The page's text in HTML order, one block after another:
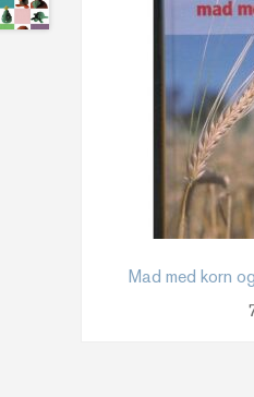
Mad med korn